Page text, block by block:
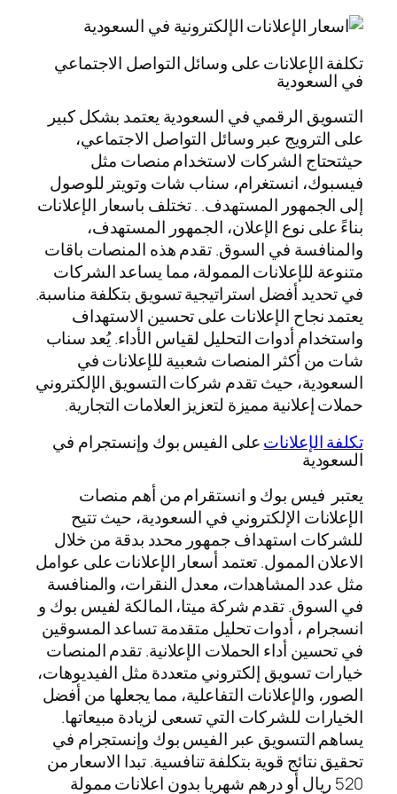
تكلفة الإعلانات على وسائل التواصل الاجتماعي
في السعودية
التسويق الرقمي في السعودية يعتمد بشكل كبير
على الترويج عبر وسائل التواصل الاجتماعي،
حيثتحتاج الشركات لاستخدام منصات مثل
فيسبوك، انستغرام، سناب شات وتويتر للوصول
إلى الجمهور المستهدف. . تختلف باسعار الإعلانات
بناءً على نوع الإعلان، الجمهور المستهدف،
والمنافسة في السوق. تقدم هذه المنصات باقات
متنوعة للإعلانات الممولة، مما يساعد الشركات
في تحديد أفضل استراتيجية تسويق بتكلفة مناسبة.
يعتمد نجاح الإعلانات على تحسين الاستهداف
واستخدام أدوات التحليل لقياس الأداء. يُعد سناب
شات من أكثر المنصات شعبية للإعلانات في
السعودية، حيث تقدم شركات التسويق الإلكتروني
حملات إعلانية مميزة لتعزيز العلامات التجارية.
تكلفة الإعلاناتعلى الفيس بوك وإنستجرام في
السعودية
يعتبر فيس بوك و انستقرام من أهم منصات
الإعلانات اﻹﻟﻜﺘﺮوﻧﻲ في السعودية، حيث تتيح
للشركات استهداف جمهور محدد بدقة من خلال
الاعلان الممول. تعتمد أسعار الإعلانات على عوامل
مثل عدد المشاهدات، معدل النقرات، والمنافسة
في السوق. تقدم شركة ميتا، المالكة لفيس بوك و
انسجرام ، أدوات تحليل متقدمة تساعد المسوقين
في تحسين أداء الحملات الإعلانية. تقدم المنصات
خيارات تسويق إلكتروني متعددة مثل الفيديوهات،
الصور، والإعلانات التفاعلية، مما يجعلها من أفضل
الخيارات للشركات التي تسعى لزيادة مبيعاتها.
يساهم التسويق عبر الفيس بوك وإنستجرام في
تحقيق نتائج قوية بتكلفة تنافسية. تبدا الاسعار من
520 ريال أو درهم شهريا بدون اعلانات ممولة